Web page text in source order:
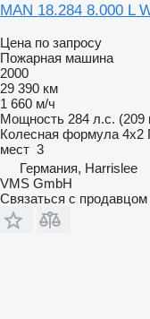
MAN 18.284 8.000 L
Цена по запросу
Пожарная машина
2000
29 390 км
1 660 м/ч
Мощность 284 л.с. (209
Колесная формула 4x2
мест 3
Германия, Harrislee
VMS GmbH
Связаться с продавцом